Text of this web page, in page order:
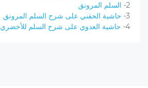
2- السلم المرونق
3- حاشية الحفني على شرح السلم المرونق
4- حاشية العدوي على شرح السلم للأخضري